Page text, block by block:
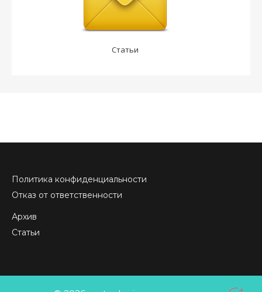
Статьи
Политика конфиденциальности
Отказ от ответственности
Архив
Статьи